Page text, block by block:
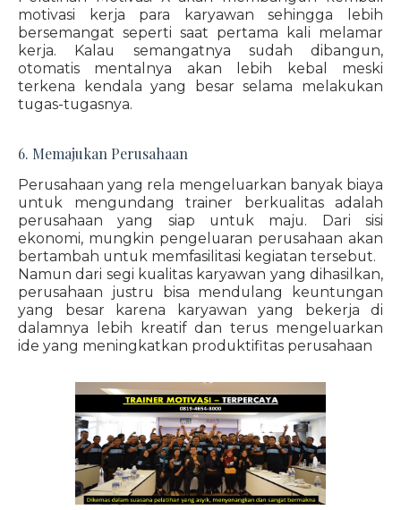
motivasi kerja para karyawan sehingga lebih
bersemangat seperti saat pertama kali melamar
kerja. Kalau semangatnya sudah dibangun,
otomatis mentalnya akan lebih kebal meski
terkena kendala yang besar selama melakukan
tugas-tugasnya.
6. Memajukan Perusahaan
Perusahaan yang rela mengeluarkan banyak biaya
untuk mengundang trainer berkualitas adalah
perusahaan yang siap untuk maju. Dari sisi
ekonomi, mungkin pengeluaran perusahaan akan
bertambah untuk memfasilitasi kegiatan tersebut.
Namun dari segi kualitas karyawan yang dihasilkan,
perusahaan justru bisa mendulang keuntungan
yang besar karena karyawan yang bekerja di
dalamnya lebih kreatif dan terus mengeluarkan
ide yang meningkatkan produktifitas perusahaan